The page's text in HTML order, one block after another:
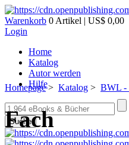
Warenkorb 0 Artikel | US$ 0,00
Login
Home
Katalog
Autor werden
Hilfe
Suche
Homepage> Katalog > BWL -
Fach